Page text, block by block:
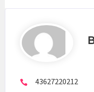
43627220212